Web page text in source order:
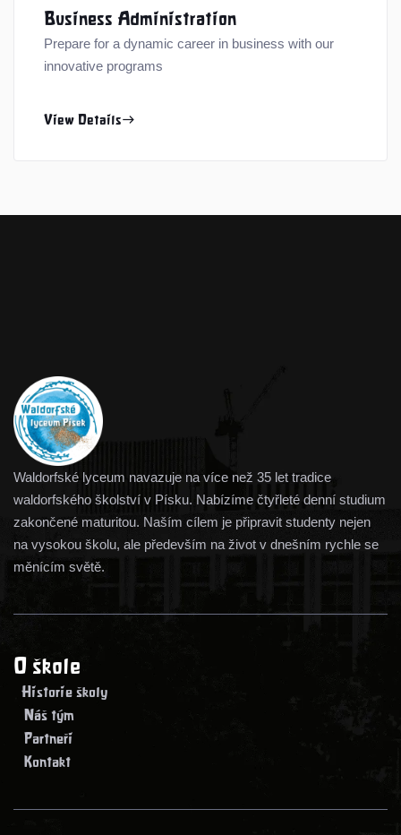
Business Administration
Prepare for a dynamic career in business with our
innovative programs
View Detailseast
Waldorfské lyceum navazuje na více než 35 let tradice
waldorfského školství v Písku. Nabízíme čtyřleté denní studium
zakončené maturitou. Naším cílem je připravit studenty nejen
na vysokou školu, ale především na život v dnešním rychle se
měnícím světě.
O škole
> Historie školy
> Náš tým
> Partneři
> Kontakt